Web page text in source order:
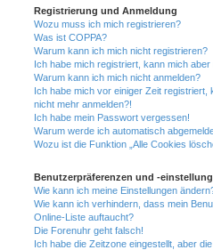
Registrierung und Anmeldung
Wozu muss ich mich registrieren?
Was ist COPPA?
Warum kann ich mich nicht registrieren?
Ich habe mich registriert, kann mich aber
Warum kann ich mich nicht anmelden?
Ich habe mich vor einiger Zeit registriert,
nicht mehr anmelden?!
Ich habe mein Passwort vergessen!
Warum werde ich automatisch
Wozu ist die Funktion „Alle Cookies
Benutzerpräferenzen und -
Wie kann ich meine Einstellungen
Wie kann ich verhindern, dass mein
Online-Liste auftaucht?
Die Forenuhr geht falsch!
Ich habe die Zeitzone eingestellt, aber